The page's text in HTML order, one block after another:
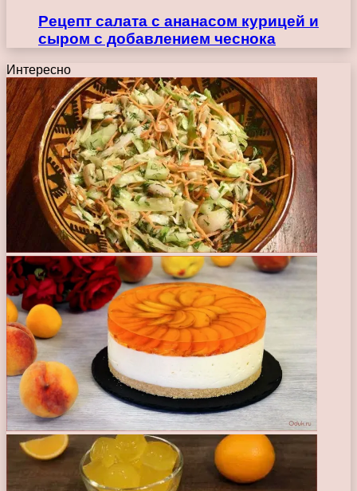
Рецепт салата с ананасом курицей и
сыром с добавлением чеснока
Интересно